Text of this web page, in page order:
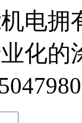
机电
化